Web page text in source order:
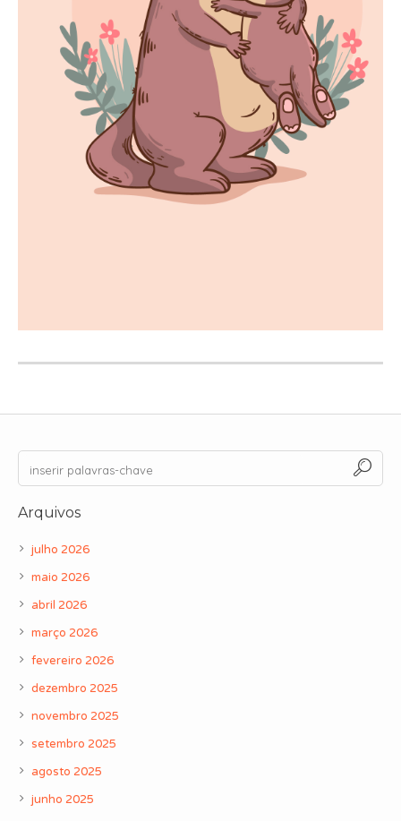
Arquivos
julho 2026
maio 2026
abril 2026
março 2026
fevereiro 2026
dezembro 2025
novembro 2025
setembro 2025
agosto 2025
junho 2025